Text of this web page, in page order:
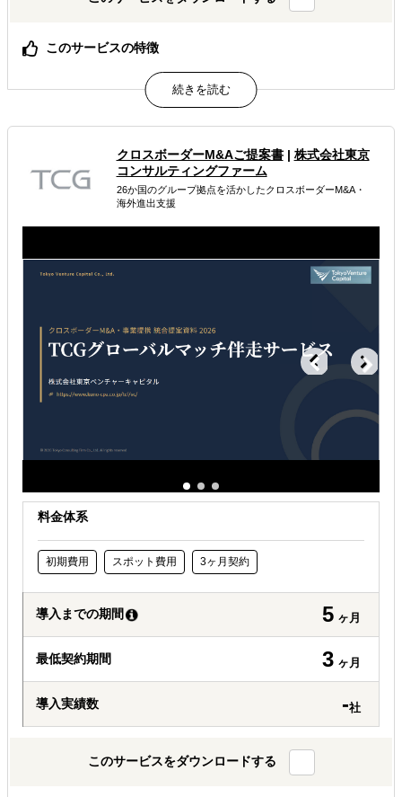
このサービスの特徴
貴社の海外営業チーム、私たちが現地で代わりに動きま
す。
属するジャンル
海外進出コンサルティング 海外市場調査・マーケティング
販路拡大（営業代行・販売代理店探し）
クロスボーダーM&Aご提案書| 株式会社東京
コンサルティングファーム
26か国のグループ拠点を活かしたクロスボーダーM&A・
海外進出支援
料金体系
初期費用 スポット費用 3ヶ月契約
導入までの期間 5 ヶ月
最低契約期間 3 ヶ月
導入実績数 -社
このサービスをダウンロードする